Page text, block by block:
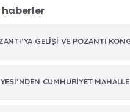
haberler
GELİŞİ VE POZANTI
CUMHURİYET